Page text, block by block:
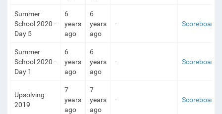
Summer
School 2020 -
Day 5
6
years
ago
6
years
ago
- Scoreboard
Summer
School 2020 -
Day 1
6
years
ago
6
years
ago
- Scoreboard
Upsolving
2019
7
years
ago
7
years
ago
- Scoreboard